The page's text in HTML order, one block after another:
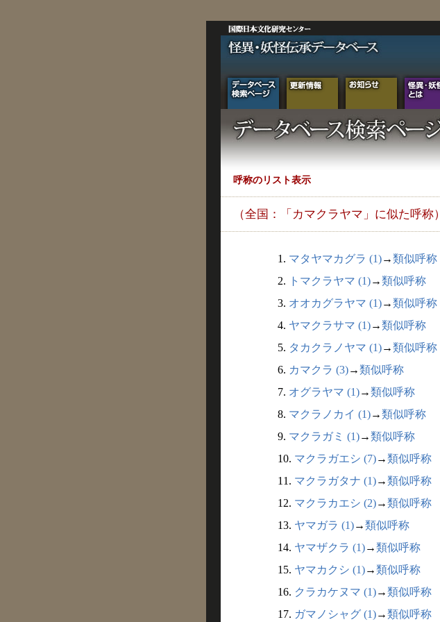
呼称のリスト表示
（全国：「カマクラヤマ」に似た呼称）
1. マタヤマカグラ (1)→類似呼称
2.
トマクラヤマ (1)→類似呼称
3. オオカグラヤマ (1)→類似呼称
4. ヤマクラサマ (1)→類似呼称
5. タカクラノヤマ (1)→類似呼称
6. カマクラ (3)→類似呼称
7. オグラヤマ (1)→類似呼称
8. マクラノカイ (1)→類似呼称
9. マクラガミ (1)→類似呼称
10. マクラガエシ (7)→類似呼称
11. マクラガタナ (1)→類似呼称
12. マクラカエシ (2)→類似呼称
13. ヤマガラ (1)→類似呼称
14. ヤマザクラ (1)→類似呼称
15. ヤマカクシ (1)→類似呼称
16. クラカケヌマ (1)→類似呼称
17. ガマノシャグ (1)→類似呼称